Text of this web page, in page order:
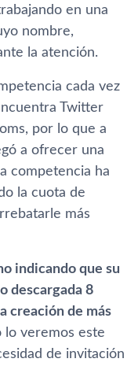
en una
nombre,
la atención.
cada vez
Twitter
por lo que a
a ofrecer una
competencia ha
la cuota de
más
indicando que su
descargada 8
creación de más
lo veremos este
de invitación